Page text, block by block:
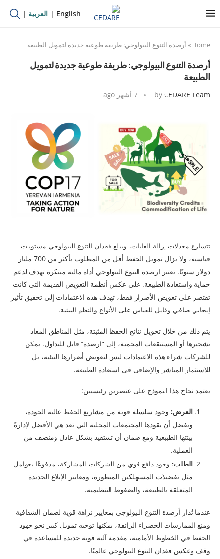
English العربية
Home
» أرصدة التنوع البيولوجي: طريقة طوعية جديدة لتمويل الطبيعة
أرصدة التنوع البيولوجي: طريقة طوعية جديدة لتمويل
الطبيعة
by CEDARE Team 7 أشهر ago
تتسارع معدلات إزالة الغابات، ويبلغ فقدان التنوع البيولوجي مستويات
قياسية، ولا يزال تمويل الحفظ أقل من المطلوب بأكثر من 700 مليار
دولار سنويًا. تعتبر ارصدة التنوع البيولوجي أداة مالية مبتكرة تهدف لدعم
حماية واستعادة الطبيعة. على عكس أنظمة التعويض القديمة التي كانت
تقتصر على تعويض الأضرار فقط، تهدف هذه الاعتمادات إلى تحقيق تأثير
إيجابي صافي وقابل للقياس على الأنواع والنظم البيئية.
يتم ذلك من خلال تحويل نتائج الحفظ المثبتة، مثل المناطق المعاد
تشجيرها أو المستنقعات المحمية، إلى “ارصدة” قابل للتداول. يمكن
للشركات شراء هذه الاعتمادات ليس لتعويض أضرارها البيئية، بل
للاستثمار المباشر والإضافي في استعادة الطبيعة.
يعتمد نجاح هذا النموذج على عنصرين رئيسيين:
العرض: وجود سلسلة قوية من مشاريع الحفظ عالية الجودة،
ويفضل أن يقودها المجتمعات المحلية التي تعد هي الأفضل لإدارةً
بيئتها الطبيعية ومع ضمان أن تستفيد بشكل عادل ومنصف من
العملية.
الطلب: وجود دافع قوي من الشركات للمشاركة، مدفوعًا بعوامل
مثل تفضيلات المستهلكين المتطورة، ومعايير الإبلاغ الجديدة
المتعلقة بالطبيعة، والضغوط التنظيمية.
عندما تُدار أرصدة التنوع البيولوجي بمعايير نزاهة قوية لضمان الشفافية
ومنع الممارسات الخضراء الزائفة، يمكنها توجيه تمويل كبير نحو جهود
الحفظ في الخطوط الأمامية، مقدمة آلية قوية جديدة للمساعدة في
وقف وعكس فقدان التنوع البيولوجي عالميًا.